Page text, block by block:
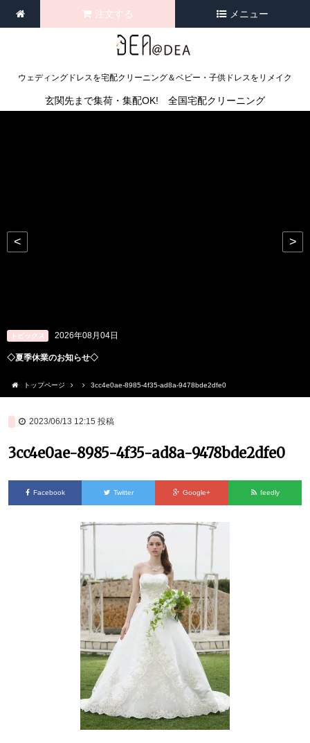
ウェディングドレスを宅配クリーニング＆ベビー・子供ドレスをリメイク
注文する メニュー
玄関先まで集荷・集配OK! 全国宅配クリーニング
トピックス 2026年08月04日
◇夏季休業のお知らせ◇
< >
トップページ 3cc4e0ae-8985-4f35-ad8a-9478bde2dfe0
2023/06/13 12:15 投稿
3cc4e0ae-8985-4f35-ad8a-9478bde2dfe0
Facebook Twitter Google+ feedly